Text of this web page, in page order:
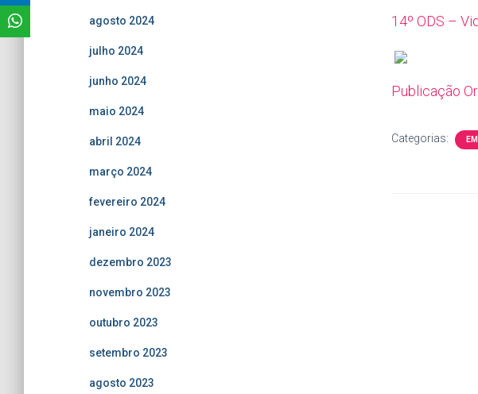
agosto 2024
julho 2024
junho 2024
maio 2024
abril 2024
março 2024
fevereiro 2024
janeiro 2024
dezembro 2023
novembro 2023
outubro 2023
setembro 2023
agosto 2023
14º ODS –
Publicação
Categorias: